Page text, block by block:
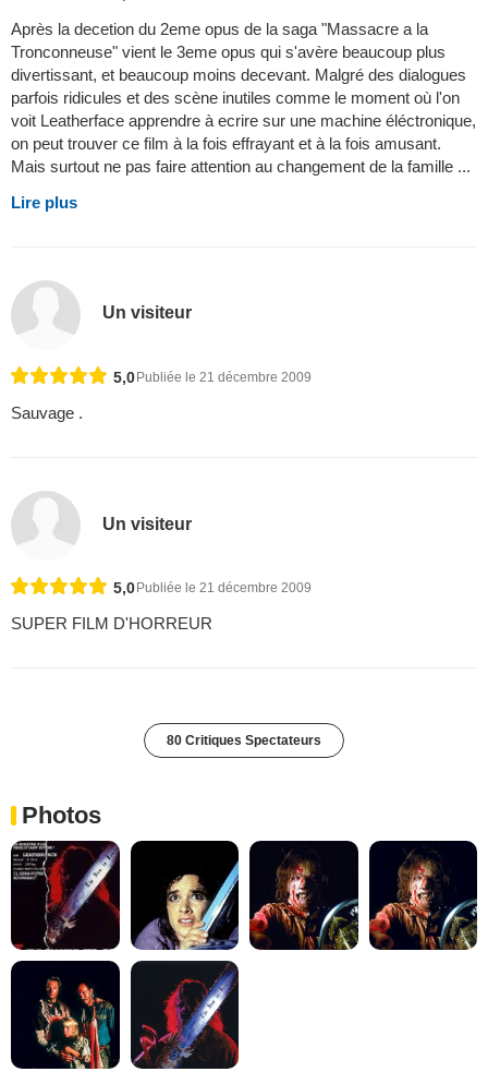
Après la decetion du 2eme opus de la saga "Massacre a la
Tronconneuse" vient le 3eme opus qui s'avère beaucoup plus
divertissant, et beaucoup moins decevant. Malgré des dialogues
parfois ridicules et des scène inutiles comme le moment où l'on
voit Leatherface apprendre à ecrire sur une machine éléctronique,
on peut trouver ce film à la fois effrayant et à la fois amusant.
Mais surtout ne pas faire attention au changement de la famille ...
Lire plus
Un visiteur
5,0 Publiée le 21 décembre 2009
Sauvage .
Un visiteur
5,0 Publiée le 21 décembre 2009
SUPER FILM D'HORREUR
80 Critiques Spectateurs
Photos